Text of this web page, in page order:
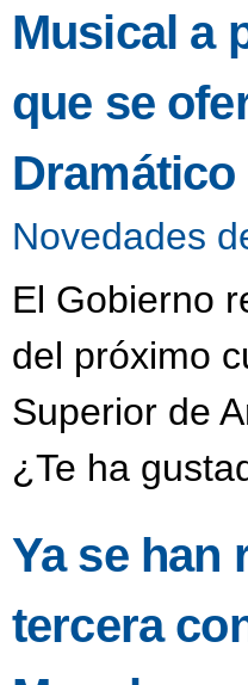
Musical a
que se
Dramático
Novedades
El Gobierno
del próximo
Superior de
¿Te ha
Ya se han
tercera